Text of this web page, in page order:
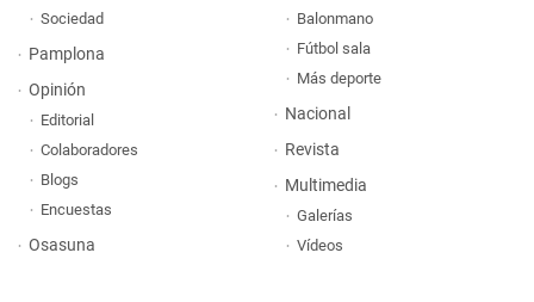
Sociedad
Pamplona
Opinión
Editorial
Colaboradores
Blogs
Encuestas
Osasuna
Balonmano
Fútbol sala
Más deporte
Nacional
Revista
Multimedia
Galerías
Vídeos